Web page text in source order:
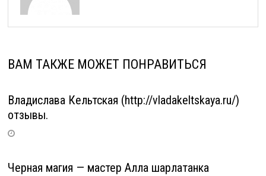
ВАМ ТАКЖЕ МОЖЕТ ПОНРАВИТЬСЯ
Владислава Кельтская (http://vladakeltskaya.ru/)
отзывы.
Черная магия — мастер Алла шарлатанка